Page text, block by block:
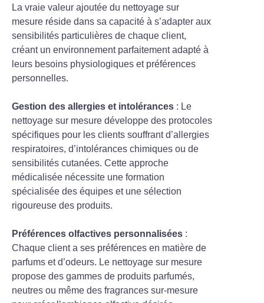
La vraie valeur ajoutée du nettoyage sur
mesure réside dans sa capacité à s’adapter aux
sensibilités particulières de chaque client,
créant un environnement parfaitement adapté à
leurs besoins physiologiques et préférences
personnelles.
Gestion des allergies et intolérances : Le
nettoyage sur mesure développe des protocoles
spécifiques pour les clients souffrant d’allergies
respiratoires, d’intolérances chimiques ou de
sensibilités cutanées. Cette approche
médicalisée nécessite une formation
spécialisée des équipes et une sélection
rigoureuse des produits.
Préférences olfactives personnalisées :
Chaque client a ses préférences en matière de
parfums et d’odeurs. Le nettoyage sur mesure
propose des gammes de produits parfumés,
neutres ou même des fragrances sur-mesure